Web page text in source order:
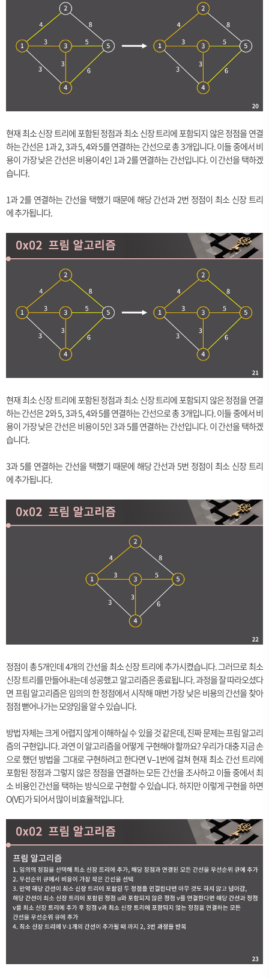
현재 최소 신장 트리에 포함된 정점과 최소 신장 트리에 포함되지 않은 정점을 연결
하는 간선은 1과 2, 3과 5, 4와 5를 연결하는 간선으로 총 3개입니다. 이들 중에서 비
용이 가장 낮은 간선은 비용이 4인 1과 2를 연결하는 간선입니다. 이 간선을 택하겠
습니다.
1과 2를 연결하는 간선을 택했기 때문에 해당 간선과 2번 정점이 최소 신장 트리
에 추가됩니다.
현재 최소 신장 트리에 포함된 정점과 최소 신장 트리에 포함되지 않은 정점을 연결
하는 간선은 2와 5, 3과 5, 4와 5를 연결하는 간선으로 총 3개입니다. 이들 중에서 비
용이 가장 낮은 간선은 비용이 5인 3과 5를 연결하는 간선입니다. 이 간선을 택하겠
습니다.
3과 5를 연결하는 간선을 택했기 때문에 해당 간선과 5번 정점이 최소 신장 트리
에 추가됩니다.
정점이 총 5개인데 4개의 간선을 최소 신장 트리에 추가시켰습니다. 그러므로 최소
신장 트리를 만들어내는데 성공했고 알고리즘은 종료됩니다. 과정을 잘 따라오셨다
면 프림 알고리즘은 임의의 한 정점에서 시작해 매번 가장 낮은 비용의 간선을 찾아
점점 뻗어나가는 모양임을 알 수 있습니다.
방법 자체는 크게 어렵지 않게 이해하실 수 있을 것 같은데, 진짜 문제는 프림 알고리
즘의 구현입니다. 과연 이 알고리즘을 어떻게 구현해야 할까요? 우리가 대충 지금 손
으로 했던 방법을 그대로 구현하려고 한다면 V−1번에 걸쳐 현재 최소 간선 트리에
포함된 정점과 그렇지 않은 정점을 연결하는 모든 간선을 조사하고 이들 중에서 최
소 비용인 간선을 택하는 방식으로 구현할 수 있습니다. 하지만 이렇게 구현을 하면
O(VE)가 되어서 많이 비효율적입니다.